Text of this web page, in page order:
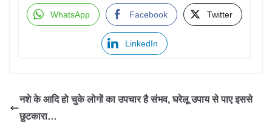
WhatsApp Facebook Twitter
LinkedIn
नशे के आदि हो चुके लोगों का उपचार है संभव, घरेलू उपाय से पाए इससे
छुटकारा…